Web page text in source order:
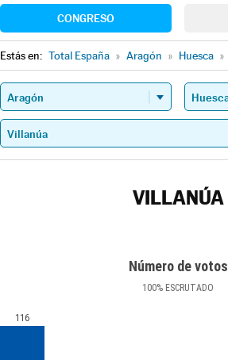
CONGRESO
Estás en: Total España » Aragón » Huesca »
VILLANÚA
Número de votos
100% ESCRUTADO
116